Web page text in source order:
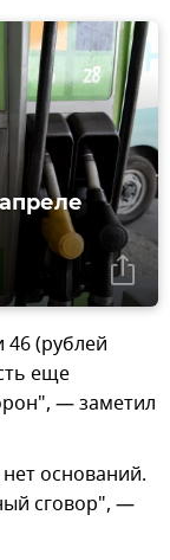
46 (рублей
еще
— заметил
оснований.
сговор", —